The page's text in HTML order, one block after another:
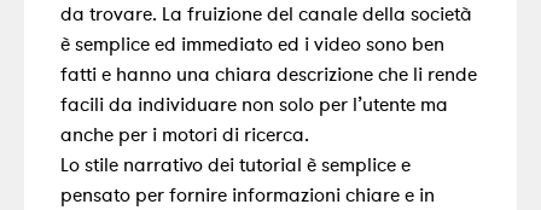
da trovare. La fruizione del canale della società
è semplice ed immediato ed i video sono ben
fatti e hanno una chiara descrizione che li rende
facili da individuare non solo per l’utente ma
anche per i motori di ricerca.
Lo stile narrativo dei tutorial è semplice e
pensato per fornire informazioni chiare e in